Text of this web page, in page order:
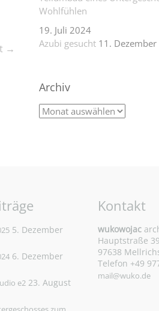
→
Wohlfühlen
19. Juli 2024
Azubi gesucht 11.
Archiv
5. Dezember
6. Dezember
e2 23. August
Kontakt
wukowojac
Hauptstraße 39
97638
Telefon +49
mail@wuko.de